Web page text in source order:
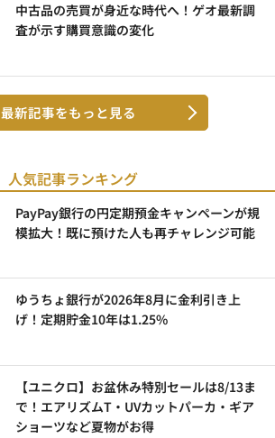
中古品の売買が身近な時代へ！ゲオ最新調
査が示す購買意識の変化
最新記事をもっと見る
人気記事ランキング
PayPay銀行の円定期預金キャンペーンが規
模拡大！既に預けた人も再チャレンジ可能
ゆうちょ銀行が2026年8月に金利引き上
げ！定期貯金10年は1.25%
【ユニクロ】お盆休み特別セールは8/13ま
で！エアリズムT・UVカットパーカ・ギア
ショーツなど夏物がお得